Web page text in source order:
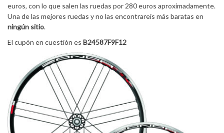
euros, con lo que salen las ruedas por 280 euros aproximadamente.
Una de las mejores ruedas y no las encontrareis más baratas en
ningún sitio.
El cupón en cuestión es B24587F9F12